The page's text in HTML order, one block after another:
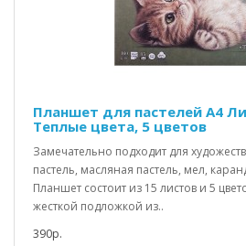
Планшет для пастелей А4
Теплые цвета, 5 цветов
Замечательно подходит для
пастель, масляная пастель, мел,
Планшет состоит из 15 листов и 5
жесткой подложкой из..
390р.